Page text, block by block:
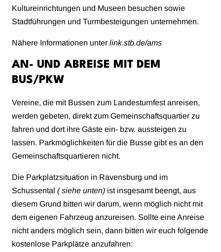
Kultureinrichtungen und Museen besuchen sowie
Stadtführungen und Turmbesteigungen unternehmen.
Nähere Informationen unter link.stb.de/ams
AN- UND ABREISE MIT DEM
BUS/PKW
Vereine, die mit Bussen zum Landesturnfest anreisen,
werden gebeten, direkt zum Gemeinschaftsquartier zu
fahren und dort ihre Gäste ein- bzw. aussteigen zu
lassen. Parkmöglichkeiten für die Busse gibt es an den
Gemeinschaftsquartieren nicht.
Die Parkplatzsituation in Ravensburg und im
Schussental ( siehe unten) ist insgesamt beengt, aus
diesem Grund bitten wir darum, wenn möglich nicht mit
dem eigenen Fahrzeug anzureisen. Sollte eine Anreise
nicht anders möglich sein, dann bitten wir euch folgende
kostenlose Parkplätze anzufahren: